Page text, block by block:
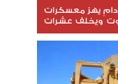
يهز معسكرات
ويخلف عشرات